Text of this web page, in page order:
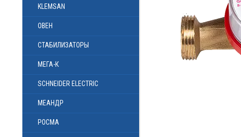
KLEMSAN
ОВЕН
СТАБИЛИЗАТОРЫ
МЕГА-К
SCHNEIDER ELECTRIC
МЕАНДР
РОСМА